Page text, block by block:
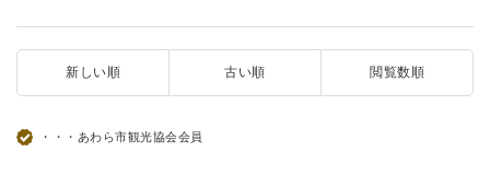
新しい順 古い順 閲覧数順
・・・あわら市観光協会会員